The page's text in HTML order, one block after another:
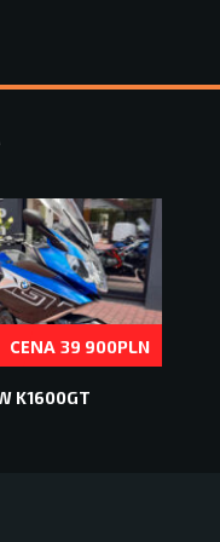
CENA 39 900PLN
K1600GT